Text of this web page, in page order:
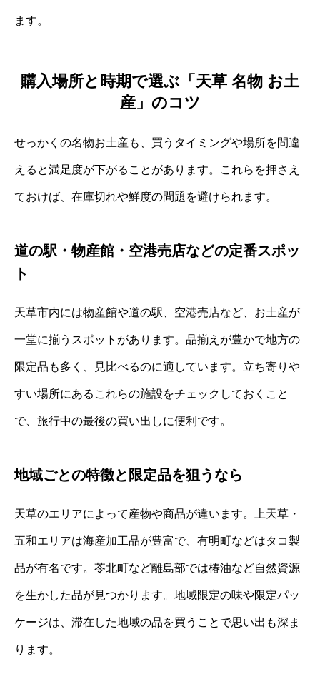
ます。
購入場所と時期で選ぶ「天草 名物 お土
産」のコツ
せっかくの名物お土産も、買うタイミングや場所を間違
えると満足度が下がることがあります。これらを押さえ
ておけば、在庫切れや鮮度の問題を避けられます。
道の駅・物産館・空港売店などの定番スポッ
ト
天草市内には物産館や道の駅、空港売店など、お土産が
一堂に揃うスポットがあります。品揃えが豊かで地方の
限定品も多く、見比べるのに適しています。立ち寄りや
すい場所にあるこれらの施設をチェックしておくこと
で、旅行中の最後の買い出しに便利です。
地域ごとの特徴と限定品を狙うなら
天草のエリアによって産物や商品が違います。上天草・
五和エリアは海産加工品が豊富で、有明町などはタコ製
品が有名です。苓北町など離島部では椿油など自然資源
を生かした品が見つかります。地域限定の味や限定パッ
ケージは、滞在した地域の品を買うことで思い出も深ま
ります。